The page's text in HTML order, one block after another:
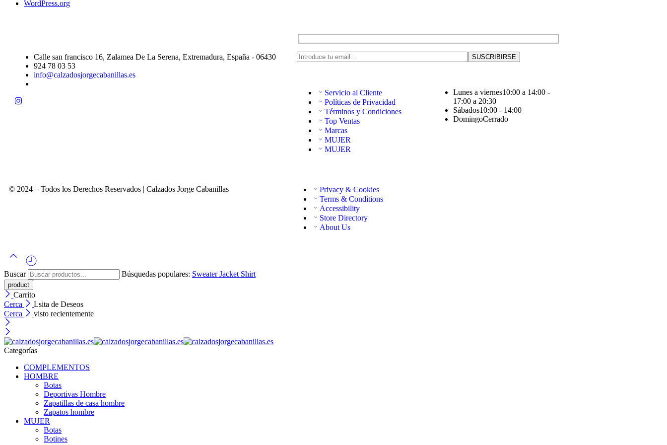
WordPress.org
Calle san francisco 16, Zalamea De La Serena, Extremadura, España - 06430
924 78 03 53
info@calzadosjorgecabanillas.es
Servicio al Cliente
Políticas de Privacidad
Términos y Condiciones
Top Ventas
Marcas
MUJER
MUJER
Lunes a viernes10:00 a 14:00 -
17:00 a 20:30
Sábados10:00 - 14:00
DomingoCerrado
© 2024 – Todos los Derechos Reservados | Calzados Jorge Cabanillas
Privacy & Cookies
Terms & Conditions
Accessibility
Store Directory
About Us
Buscar Búsquedas populares: SweaterJacket Shirt
Carrito
Cerca
Lsita de Deseos
Cerca
visto recientemente
Categorías
COMPLEMENTOS
HOMBRE
Botas
Deportivas Hombre
Zapatillas de casa hombre
Zapatos hombre
MUJER
Botas
Botines